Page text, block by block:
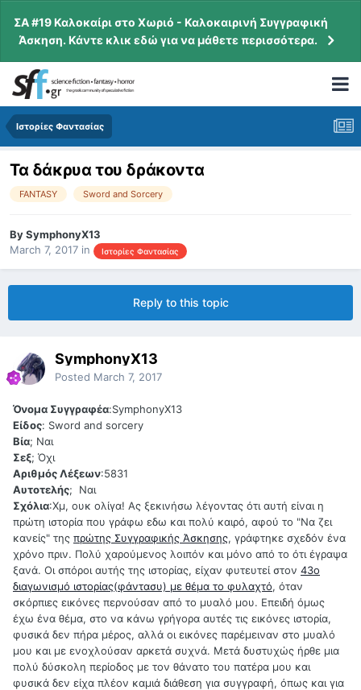
ΣΑ #19 Καλοκαίρι στο Χωριό - Καλοκαιρινή Συγγραφική
Άσκηση. Κάντε κλικ εδώ για να μάθετε περισσότερα.
Ιστορίες Φαντασίας
Τα δάκρυα του δράκοντα
FANTASY Sword and Sorcery
BySymphonyX13
March 7, 2017 in Ιστορίες Φαντασίας
Reply to this topic
SymphonyX13
Posted March 7, 2017
Όνομα Συγγραφέα:SymphonyX13
Είδος: Sword and sorcery
Βία; Ναι
Σεξ; Όχι
Αριθμός Λέξεων:5831
Αυτοτελής; Ναι
Σχόλια:Χμ, ουκ ολίγα! Ας ξεκινήσω λέγοντας ότι αυτή είναι η
πρώτη ιστορία που γράφω εδω και πολύ καιρό, αφού το "Να ζει
κανείς" της πρώτης Συγγραφικής Άσκησης, γράφτηκε σχεδόν ένα
χρόνο πριν. Πολύ χαρούμενος λοιπόν και μόνο από το ότι έγραψα
ξανά. Οι σπόροι αυτής της ιστορίας, είχαν φυτευτεί στον 43ο
διαγωνισμό ιστορίας(φάντασυ) με θέμα το φυλαχτό, όταν
σκόρπιες εικόνες περνούσαν από το μυαλό μου. Επειδή όμως
έχω ένα θέμα, στο να κάνω γρήγορα αυτές τις εικόνες ιστορία,
φυσικά δεν πήρα μέρος, αλλά οι εικόνες παρέμειναν στο μυαλό
μου και με ενοχλούσαν αρκετά συχνά. Μετά δυστυχώς ήρθε μια
πολύ δύσκολη περίοδος με τον θάνατο του πατέρα μου και
φυσικά δεν είχα πλέον καμιά διάθεση για συγγραφή, όπως και για